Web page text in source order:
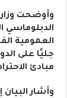
وأوضحت
الدبلوماسي
العمومية
جليًا على
مبادئ
وأشار